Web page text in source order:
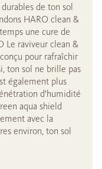
de ton sol
HARO clean &
une cure de
Le raviveur clean &
pour rafraîchir
ton sol ne brille pas
également plus
d'humidité
aqua shield
avec la
environ, ton sol